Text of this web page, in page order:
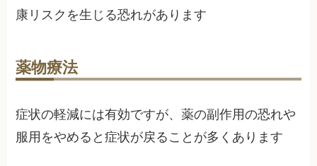
康リスクを生じる恐れがあります
薬物療法
症状の軽減には有効ですが、薬の副作用の恐れや
服用をやめると症状が戻ることが多くあります